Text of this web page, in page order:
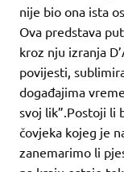
nije bio ona ista
Ova predstava
kroz nju izranja
povijesti,
događajima
svoj lik”.Postoji li
čovjeka kojeg je
zanemarimo li